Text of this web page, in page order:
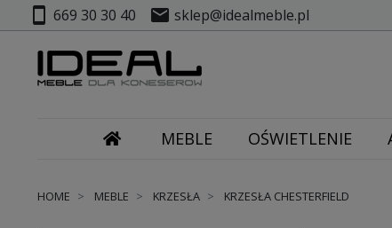
smartphone 669 30 30 40 mail sklep@idealmeble.pl
MEBLE OŚWIETLENIE
HOME MEBLE KRZESŁA KRZESŁA CHESTERFIELD